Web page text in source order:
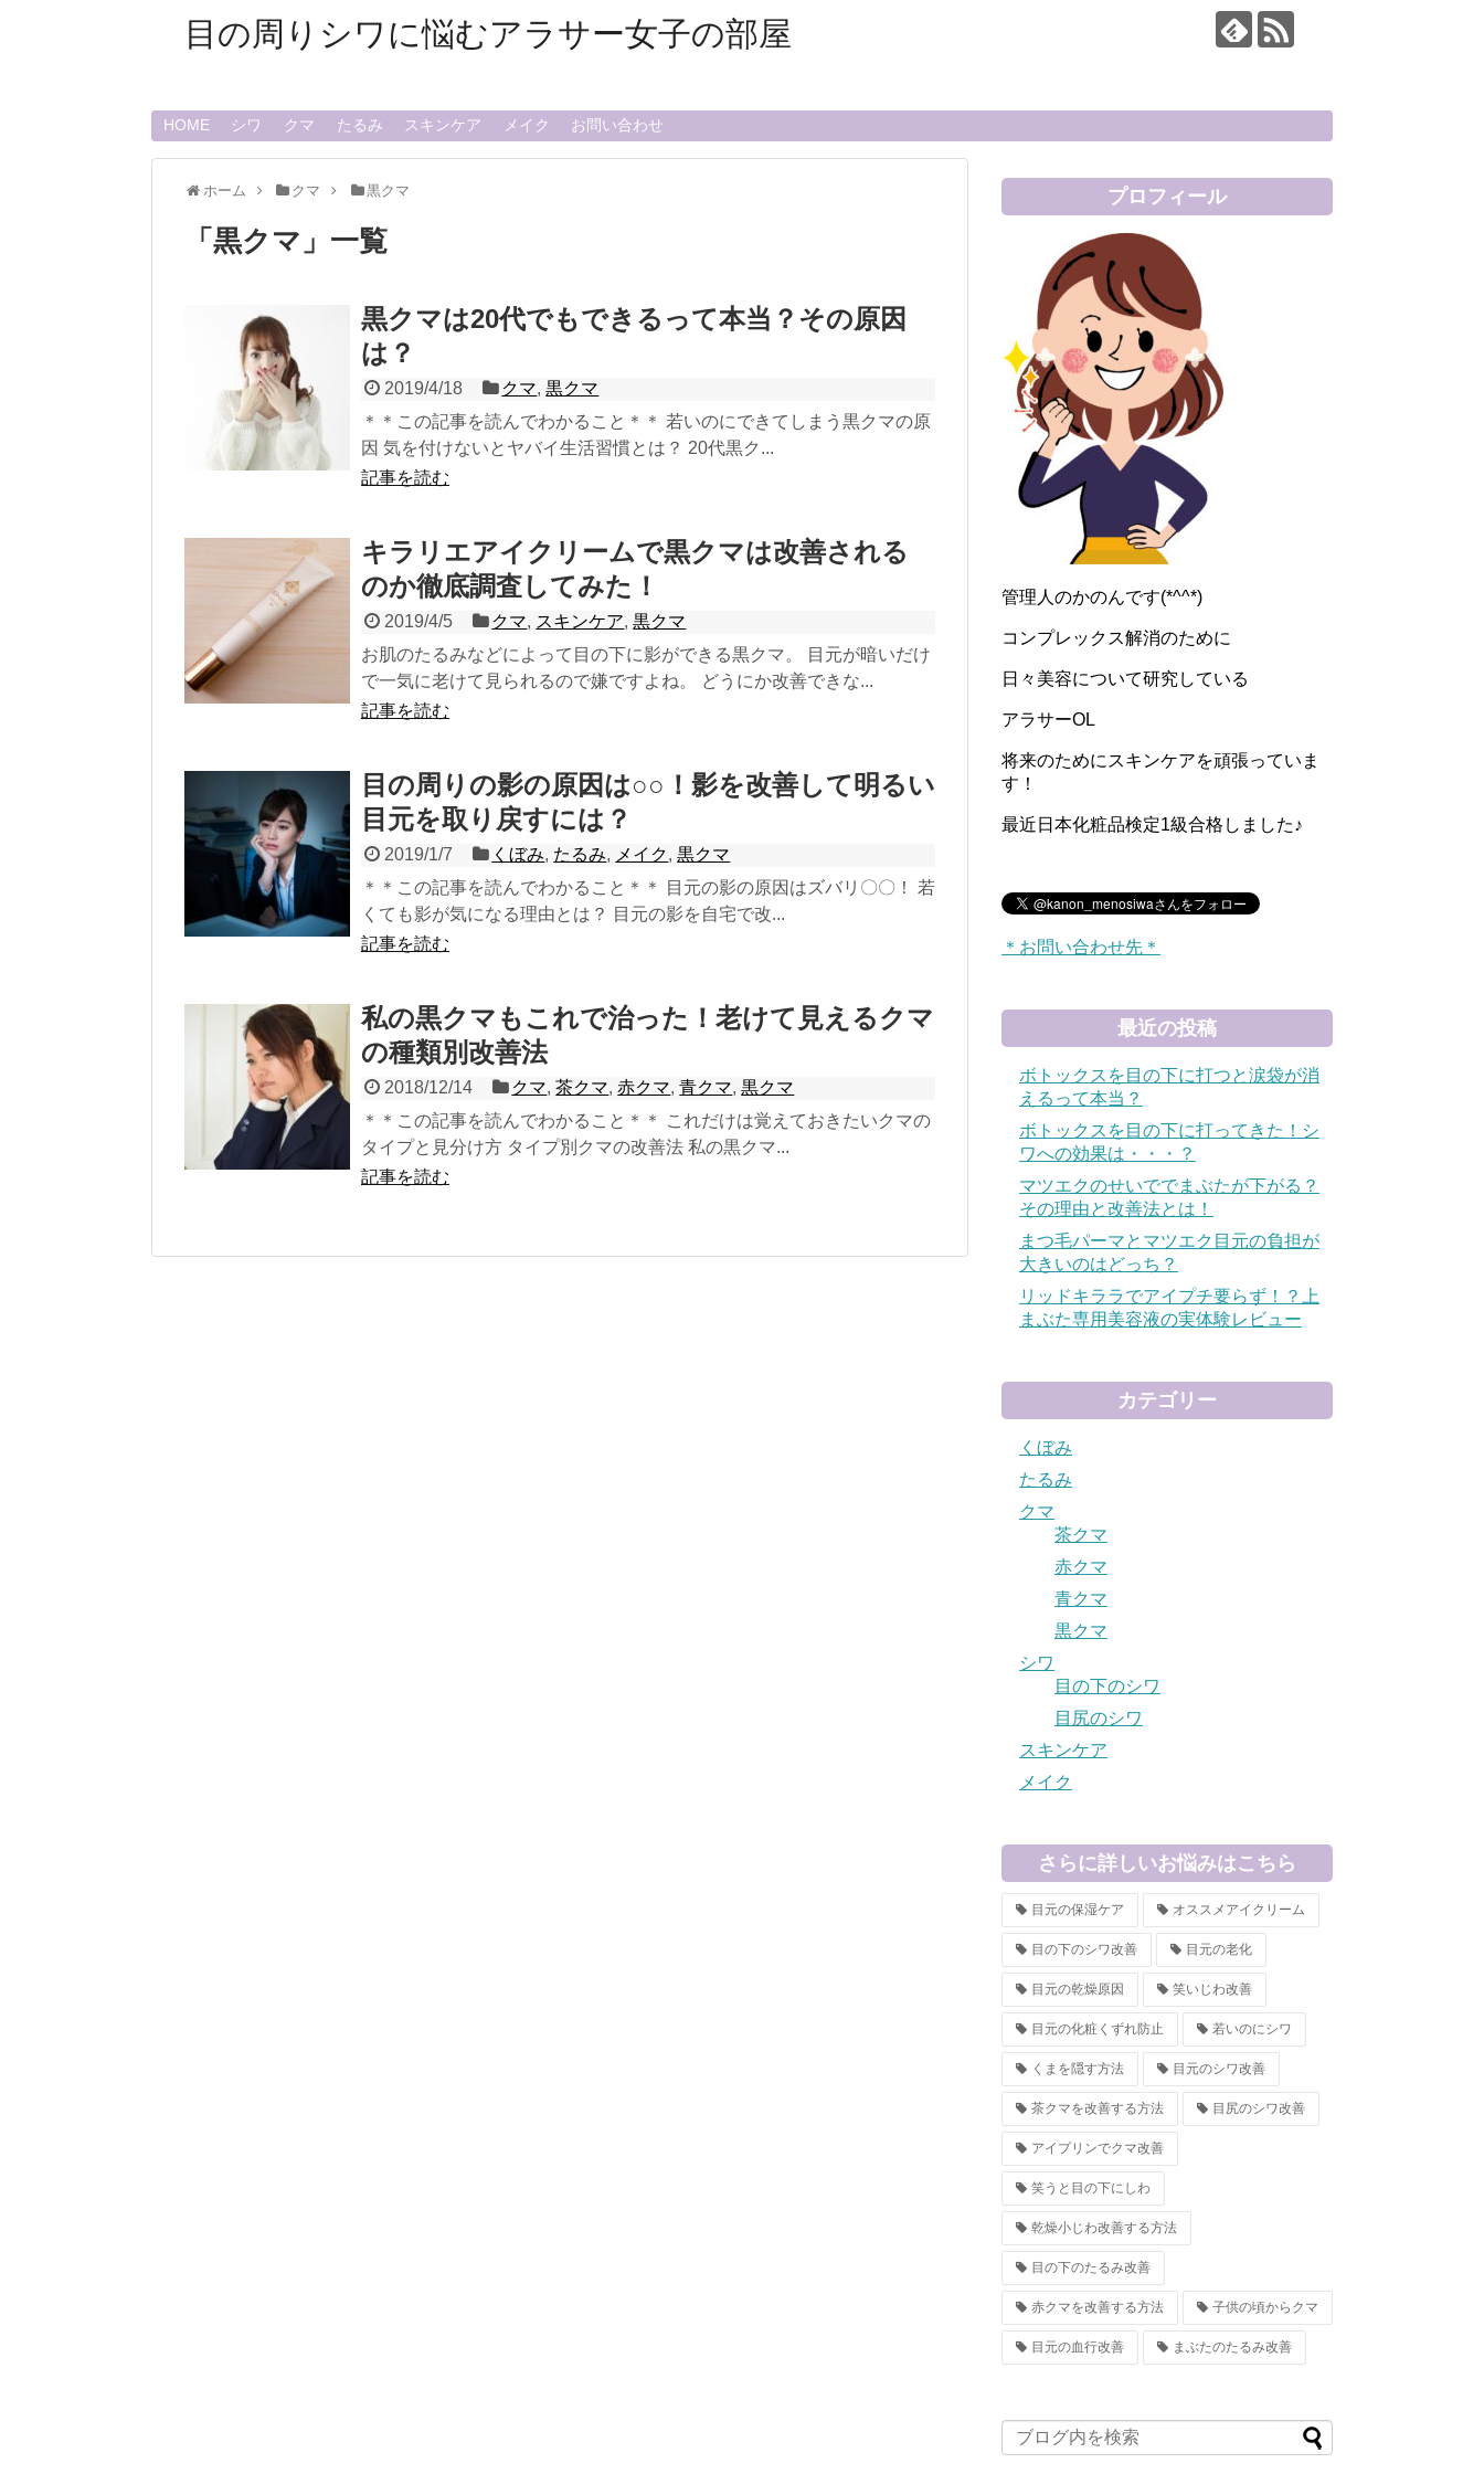
目の周りシワに悩むアラサー女子の部屋
HOME シワ クマ たるみ スキンケア メイク お問い合わせ
ホーム クマ 黒クマ
「 黒クマ 」 一覧
黒クマは20代でもできるって本当？その原因
は？
2019/4/18 クマ,黒クマ
＊＊この記事を読んでわかること＊＊ 若いのにできてしまう黒クマの原
因 気を付けないとヤバイ生活習慣とは？ 20代黒ク...
記事を読む
キラリエアイクリームで黒クマは改善される
のか徹底調査してみた！
2019/4/5 クマ, スキンケア,黒クマ
お肌のたるみなどによって目の下に影ができる黒クマ。 目元が暗いだけ
で一気に老けて見られるので嫌ですよね。 どうにか改善できな...
記事を読む
目の周りの影の原因は○○！影を改善して明るい
目元を取り戻すには？
2019/1/7 くぼみ, たるみ, メイク,黒クマ
＊＊この記事を読んでわかること＊＊ 目元の影の原因はズバリ〇〇！ 若
くても影が気になる理由とは？ 目元の影を自宅で改...
記事を読む
私の黒クマもこれで治った！老けて見えるクマ
の種類別改善法
2018/12/14 クマ,茶クマ,赤クマ,青クマ,黒クマ
＊＊この記事を読んでわかること＊＊ これだけは覚えておきたいクマの
タイプと見分け方 タイプ別クマの改善法 私の黒クマ...
記事を読む
プロフィール
管理人のかのんです(*^^*)
コンプレックス解消のために
日々美容について研究している
アラサーOL
将来のためにスキンケアを頑張っていま
す！
最近日本化粧品検定1級合格しました♪
＊お問い合わせ先＊
最近の投稿
ボトックスを目の下に打つと涙袋が消
えるって本当？
ボトックスを目の下に打ってきた！シ
ワへの効果は・・・？
マツエクのせいででまぶたが下がる？
その理由と改善法とは！
まつ毛パーマとマツエク目元の負担が
大きいのはどっち？
リッドキララでアイプチ要らず！？上
まぶた専用美容液の実体験レビュー
カテゴリー
くぼみ
たるみ
クマ
茶クマ
赤クマ
青クマ
黒クマ
シワ
目の下のシワ
目尻のシワ
スキンケア
メイク
さらに詳しいお悩みはこちら
目元の保湿ケア オススメアイクリーム
目の下のシワ改善 目元の老化
目元の乾燥原因 笑いじわ改善
目元の化粧くずれ防止 若いのにシワ
くまを隠す方法 目元のシワ改善
茶クマを改善する方法 目尻のシワ改善
アイプリンでクマ改善
笑うと目の下にしわ
乾燥小じわ改善する方法
目の下のたるみ改善
赤クマを改善する方法 子供の頃からクマ
目元の血行改善 まぶたのたるみ改善